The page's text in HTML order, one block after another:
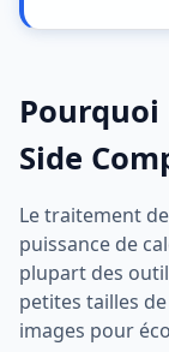
Side
Le traitement
puissance de
plupart des
petites tailles
images pour